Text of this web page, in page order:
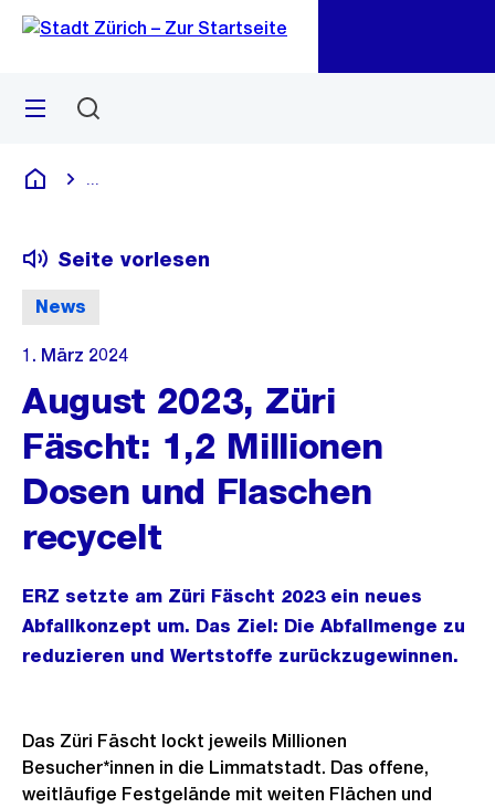
Navigation
Sprunglink
Menü
Deutsch
News
Seite vorlesen
1. März 2024
August 2023, Züri
Fäscht: 1,2 Millionen
Dosen und Flaschen
recycelt
ERZ setzte am Züri Fäscht 2023 ein neues
Abfallkonzept um. Das Ziel: Die Abfallmenge zu
reduzieren und Wertstoffe zurückzugewinnen.
Das Züri Fäscht lockt jeweils Millionen
Besucher*innen in die Limmatstadt. Das offene,
weitläufige Festgelände mit weiten Flächen und